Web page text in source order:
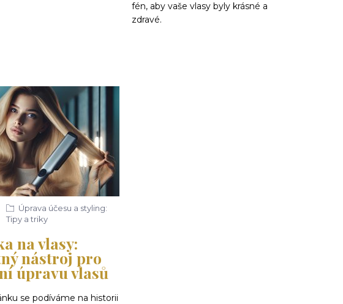
fén, aby vaše vlasy byly krásné a
zdravé.
na vlasy:
nástroj pro
úpravu vlasů
Úprava účesu a styling:
Tipy a triky
se podíváme na historii